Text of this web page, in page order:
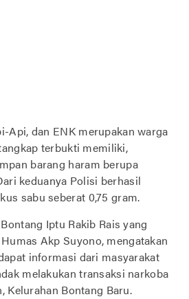
Api, dan ENK merupakan warga
terbukti memiliki,
barang haram berupa
keduanya Polisi berhasil
sabu seberat 0,75 gram.
Iptu Rakib Rais yang
Akp Suyono, mengatakan
informasi dari masyarakat
melakukan transaksi narkoba
Kelurahan Bontang Baru.